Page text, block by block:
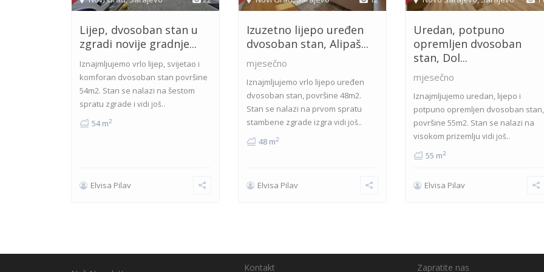
Lijep, dvosoban stan u
zgradi novije gradnje...
Iznajmljujemo vrlo lijep, svijetao i
komforan dvosoban stan površine
54m2. Stan se nalazi na šestom
spratu zgrade i vidi još..
54 m2
Elvisa Pilav
Izuzetno lijepo uređen
dvosoban stan, Alipaš...
mjesečno
Iznajmljujemo vrlo lijepo uređen
dvosoban stan, površine 48m2.
Stan se nalazi na prvom spratu
stambene zgrade izgra vidi još..
48 m2
Elvisa Pilav
Uredan, potpuno
opremljen dvosoban
stan, Dol...
mjesečno
Iznajmljujemo uredan, lijepo i
potpuno opremljen dvosoban stan,
površine 55m2. Stan se nalazi na
visokom prizemlju vidi još..
55 m2
Elvisa Pilav
Kontakt Zapratite nas